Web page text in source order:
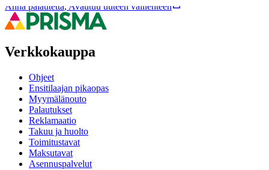
Anna palautetta, Avautuu uuteen välilehteen
Verkkokauppa
Ohjeet
Ensitilaajan pikaopas
Myymälänouto
Palautukset
Reklamaatio
Takuu ja huolto
Toimitustavat
Maksutavat
Asennuspalvelut